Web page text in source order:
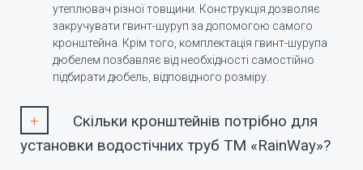
утеплювач різної товщини. Конструкція дозволяє
закручувати гвинт-шуруп за допомогою самого
кронштейна. Крім того, комплектація гвинт-шурупа
дюбелем позбавляє від необхідності самостійно
підбирати дюбель, відповідного розміру.
Скільки кронштейнів потрібно для
установки водостічних труб ТМ «RainWay»?